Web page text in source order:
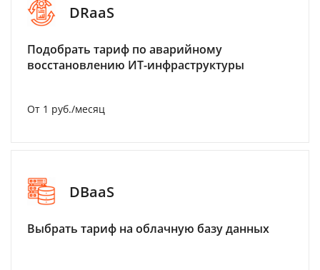
DRaaS
Подобрать тариф по аварийному
восстановлению ИТ-инфраструктуры
От 1 руб./месяц
DBaaS
Выбрать тариф на облачную базу данных